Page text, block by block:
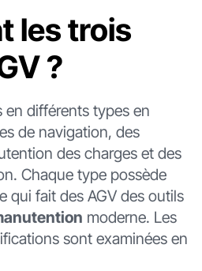
les trois
?
en différents types en
de navigation, des
des charges et des
Chaque type possède
qui fait des AGV des outils
moderne. Les
sont examinées en